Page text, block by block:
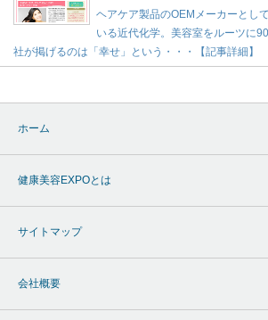
ヘアケア製品のOEMメーカーとし
いる近代化学。美容室をルーツに
社が掲げるのは「幸せ」という・・・【記事詳細】
ホーム
健康美容EXPOとは
サイトマップ
会社概要